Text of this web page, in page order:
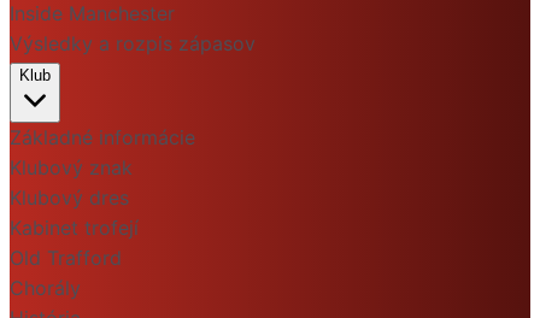
Inside Manchester
Výsledky a rozpis zápasov
Klub
Základné informácie
Klubový znak
Klubový dres
Kabinet trofejí
Old Trafford
Chorály